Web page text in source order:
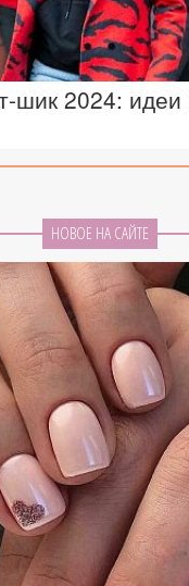
шик 2024:
НОВОЕ НА САЙТЕ